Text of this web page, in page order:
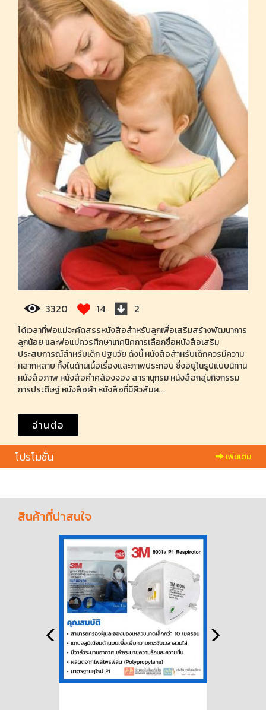
3320 14 2
ได้เวลาที่พ่อแม่จะคัดสรรหนังสือสำหรับลูกเพื่อเสริมสร้างพัฒนาการ
ลูกน้อย และพ่อแม่ควรศึกษาเทคนิคการเลือกซื้อหนังสือเสริม
ประสบการณ์สำหรับเด็ก ปฐมวัย ดังนี้ หนังสือสำหรับเด็กควรมีความ
หลากหลาย ทั้งในด้านเนื้อเรื่องและภาพประกอบ ซึ่งอยู่ในรูปแบบนิทาน
หนังสือภาพ หนังสือคำคล้องจอง สารานุกรม หนังสือกลุ่มกิจกรรม
การประดิษฐ์ หนังสือผ้า หนังสือที่มีผิวสัมผ...
อ่านต่อ
โปรโมชั่น เพิ่มเติม
สินค้าที่น่าสนใจ